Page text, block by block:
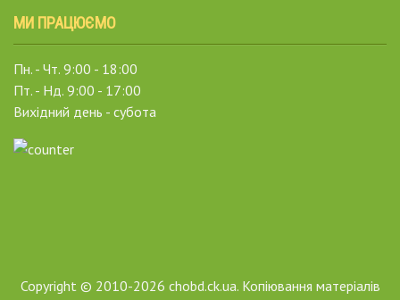
МИ ПРАЦЮЄМО
Пн. - Чт. 9:00 - 18:00
Пт. - Нд. 9:00 - 17:00
Вихідний день - субота
Copyright © 2010-2026 chobd.ck.ua. Копіювання матеріалів